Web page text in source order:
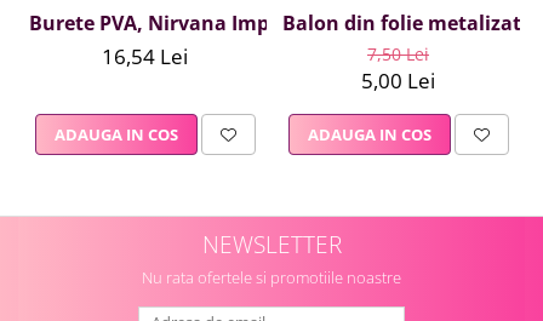
Burete PVA, Nirvana Impex, 1 buc, mov
16,54 Lei
ADAUGA IN COS
Balon din folie metalizata
7,50 Lei
5,00 Lei
ADAUGA IN COS
NEWSLETTER
Nu rata ofertele si promotiile noastre